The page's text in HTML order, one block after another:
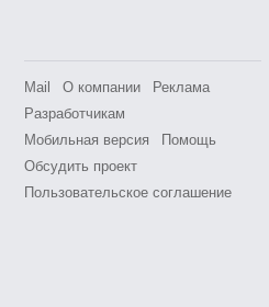
Mail О компании
Реклама
Разработчикам
Мобильная версия
Помощь
Обсудить проект
Пользовательское соглашение